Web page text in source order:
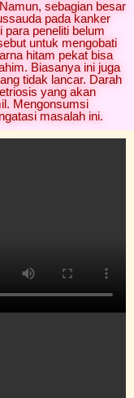
sebagian besar
pada kanker
para peneliti belum
untuk mengobati
hitam pekat bisa
Biasanya ini juga
tidak lancar. Darah
yang akan
Mengonsumsi
masalah ini.